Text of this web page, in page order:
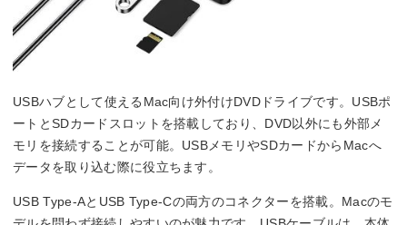
USBハブとして使えるMac向け外付けDVDドライブです。USBポ
ートとSDカードスロットを搭載しており、DVD以外にも外部メ
モリを接続することが可能。USBメモリやSDカードからMacへ
データを取り込む際に役立ちます。
USB Type-AとUSB Type-Cの両方のコネクターを搭載。Macのモ